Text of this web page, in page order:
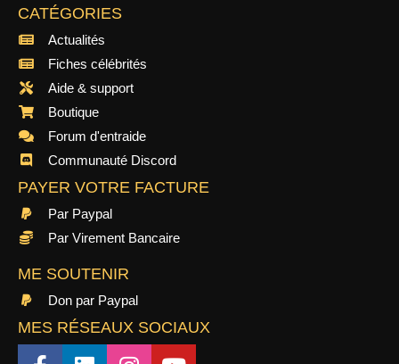
CATÉGORIES
Actualités
Fiches célébrités
Aide & support
Boutique
Forum d'entraide
Communauté Discord
PAYER VOTRE FACTURE
Par Paypal
Par Virement Bancaire
ME SOUTENIR
Don par Paypal
MES RÉSEAUX SOCIAUX